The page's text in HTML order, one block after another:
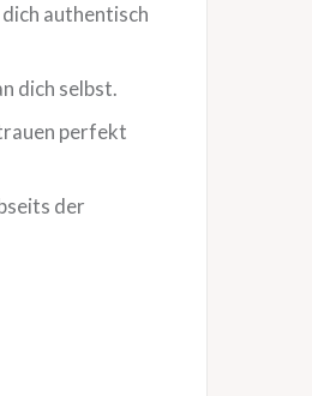
authentisch
dich selbst.
perfekt
der